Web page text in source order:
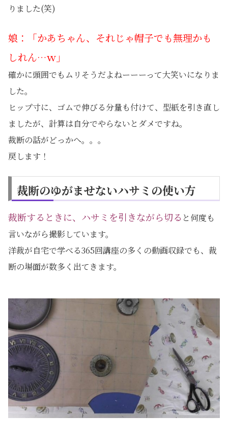
りました(笑)
娘：「かあちゃん、それじゃ帽子でも無理かも
しれん…ｗ」
確かに頭囲でもムリそうだよねーーーって大笑いになりま
した。
ヒップ寸に、ゴムで伸びる分量も付けて、型紙を引き直し
ましたが、計算は自分でやらないとダメですね。
裁断の話がどっかへ。。。
戻します！
裁断のゆがませないハサミの使い方
裁断するときに、ハサミを引きながら切る と何度も
言いながら撮影しています。
洋裁が自宅で学べる365回講座の多くの動画収録でも、裁
断の場面が数多く出てきます。